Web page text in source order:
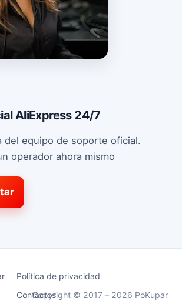
AliExpress 24/7
del equipo de soporte oficial.
operador ahora mismo
Política de privacidad
Contactos
Copyright © 2017 – 2026 PoKupar